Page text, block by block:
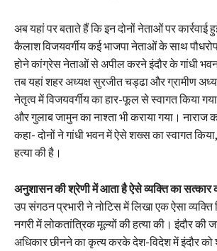
अब यहां पर बताते हैं कि इन दोनों नेताओं पर कार्रवाई
कैलाश विजयवर्गीय कई भाजपा नेताओं के साथ
होने कांग्रेस नेताओं से अपील करने इंदौर के गांधी
तब यहां शहर अध्यक्ष सुरजीत चड्ढा और ग्रामीण
नेतृत्व में विजयवर्गीय का हार-फूल से स्वागत किया
और गुलाब जामुन का नाश्ता भी कराया गया। नाराज
कहा- दोनों ने गांधी भवन में ऐसे शख्स का स्वागत
हत्या की है।
अनुशासन की श्रेणी में आता है ऐसे व्यक्ति का सत्कार
उप संगठन प्रभारी ने नोटिस में लिखा एक ऐसा व्यक्ति
नगरी में लोकतांत्रिक मूल्यों की हत्या की। इंदौर
अधिकार छीनने का कृत्य करके देश-विदेश में इंदौर को